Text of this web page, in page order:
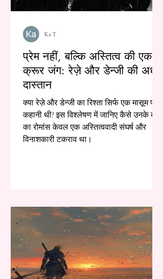
प्रेम नहीं, बल्कि अस्तित्व की एक
क्रूर जंग: रेज़े और डेन्जी की अधूरी
दास्तान
क्या रेज़े और डेन्जी का रिश्ता सिर्फ एक मासूम प्रेम
कहानी थी? इस विश्लेषण में जानिए कैसे उनके बीच
का रोमांस केवल एक अस्तित्ववादी संघर्ष और
विनाशकारी टकराव था।
Ka T